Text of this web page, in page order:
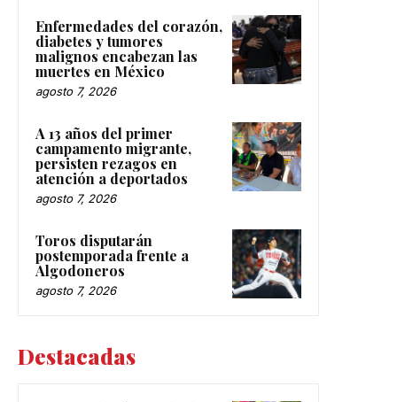
Enfermedades del corazón,
diabetes y tumores
malignos encabezan las
muertes en México
agosto 7, 2026
A 13 años del primer
campamento migrante,
persisten rezagos en
atención a deportados
agosto 7, 2026
Toros disputarán
postemporada frente a
Algodoneros
agosto 7, 2026
Destacadas